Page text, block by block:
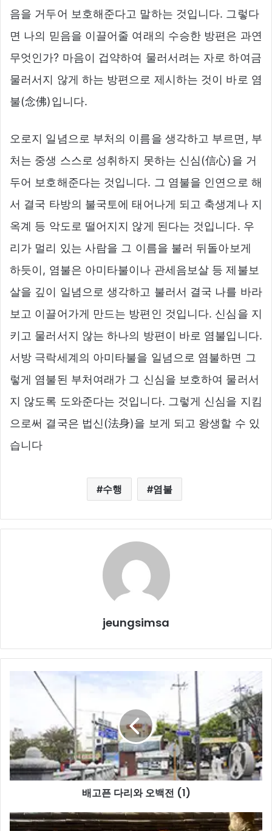
음을 거두어 보호해준다고 말하는 것입니다. 그렇다
면 나의 믿음을 이끌어줄 여래의 수승한 방편은 과연
무엇인가? 마음이 겁약하여 물러서려는 자로 하여금
물러서지 않게 하는 방편으로 제시하는 것이 바로 염
불(念佛)입니다.
오로지 일념으로 부처의 이름을 생각하고 부르면, 부
처는 중생 스스로 성취하지 못하는 신심(信心)을 거
두어 보호해준다는 것입니다. 그 염불을 인연으로 해
서 결국 타방의 불국토에 태어나게 되고 축생계나 지
옥계 등 악도로 떨어지지 않게 된다는 것입니다. 우
리가 멀리 있는 사람을 그 이름을 불러 뒤돌아보게
하듯이, 염불은 아미타불이나 관세음보살 등 제불보
살을 깊이 일념으로 생각하고 불러서 결국 나를 바라
보고 이끌어가게 만드는 방편인 것입니다. 신심을 지
키고 물러서지 않는 하나의 방편이 바로 염불입니다.
서방 극락세계의 아미타불을 일념으로 염불하면 그
렇게 염불된 부처여래가 그 신심을 보호하여 물러서
지 않도록 도와준다는 것입니다. 그렇게 신심을 지킴
으로써 결국은 법신(法身)을 보게 되고 왕생할 수 있
습니다
수행 염불
jeungsimsa
리
와
오
백
전
배고픈 다리와 오백전 (1)
잎